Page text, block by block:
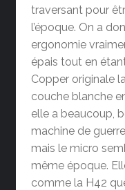
traversant pour
l’époque. On a
ergonomie
épais tout en
Copper originale
couche blanche
elle a beaucoup,
machine de
mais le micro
même époque.
comme la H42